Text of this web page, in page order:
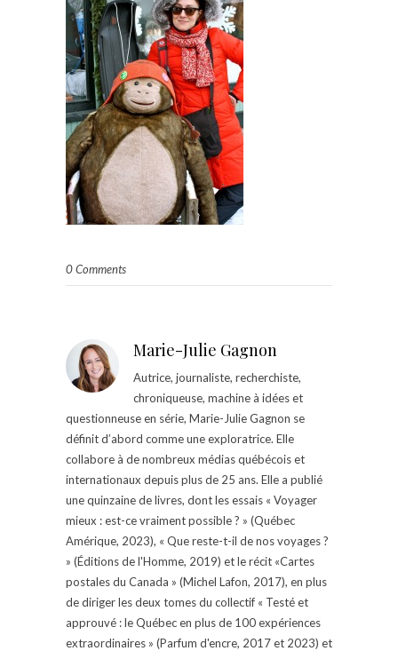
0 Comments
Marie-Julie Gagnon
Autrice, journaliste, recherchiste,
chroniqueuse, machine à idées et
questionneuse en série, Marie-Julie Gagnon se
définit d’abord comme une exploratrice. Elle
collabore à de nombreux médias québécois et
internationaux depuis plus de 25 ans. Elle a publié
une quinzaine de livres, dont les essais « Voyager
mieux : est-ce vraiment possible ? » (Québec
Amérique, 2023), « Que reste-t-il de nos voyages ?
» (Éditions de l'Homme, 2019) et le récit «Cartes
postales du Canada » (Michel Lafon, 2017), en plus
de diriger les deux tomes du collectif « Testé et
approuvé : le Québec en plus de 100 expériences
extraordinaires » (Parfum d'encre, 2017 et 2023) et